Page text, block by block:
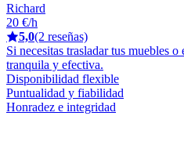
Richard
20 €/h
5,0(2 reseñas)
Si necesitas trasladar tus muebles
tranquila y efectiva.
Disponibilidad flexible
Puntualidad y fiabilidad
Honradez e integridad